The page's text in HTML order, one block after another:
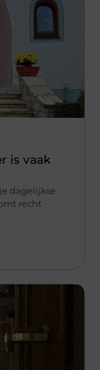
is vaak
dagelijkse
recht